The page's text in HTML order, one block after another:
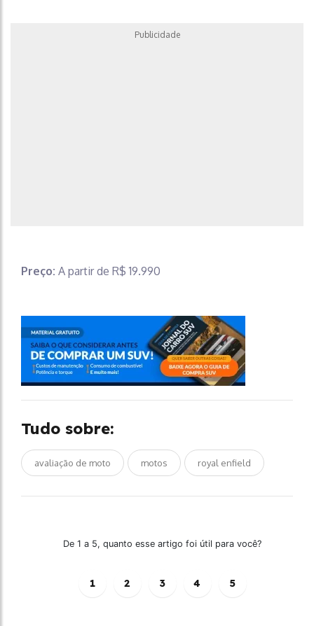
Publicidade
Preço: A partir de R$ 19.990
Tudo sobre:
avaliação de moto motos royal enfield
De 1 a 5, quanto esse artigo foi útil para você?
1 2 3 4 5